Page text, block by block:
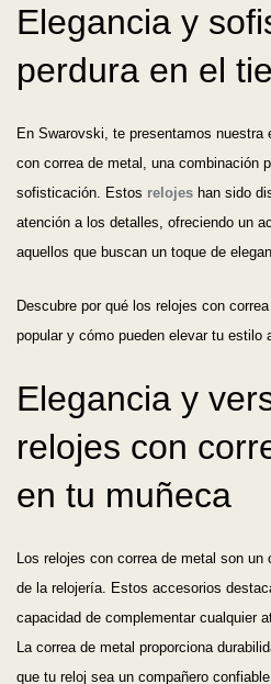
Elegancia y
perdura en el
En Swarovski, te presentamos
con correa de metal, una combinación
sofisticación. Estos relojes han sido
atención a los detalles, ofreciendo un
aquellos que buscan un toque de
Descubre por qué los relojes con
popular y cómo pueden elevar tu estilo
Elegancia y
relojes con
en tu muñeca
Los relojes con correa de metal son
de la relojería. Estos accesorios
capacidad de complementar cualquier
La correa de metal proporciona
que tu reloj sea un compañero